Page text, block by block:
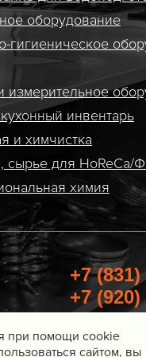
оборудование
гигиеническое
измерительное
инвентарь
и химчистка
сырье для HoReCa/
химия
+7 (831)
+7 (920)
при помощи cookie
сайтом, вы